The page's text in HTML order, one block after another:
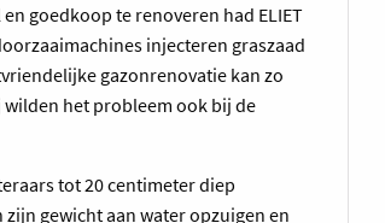
goedkoop te renoveren had ELIET
injecteren graszaad
gazonrenovatie kan zo
het probleem ook bij de
tot 20 centimeter diep
gewicht aan water opzuigen en